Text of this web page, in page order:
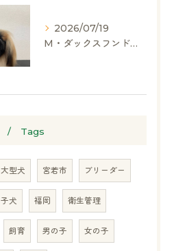
2026/07/19
M・ダックスフンド、ヨークシャーテリア、ペキニーズ、ポメラニアン
Tags
大型犬 宮若市 ブリーダー
子犬 福岡 衛生管理
飼育 男の子 女の子